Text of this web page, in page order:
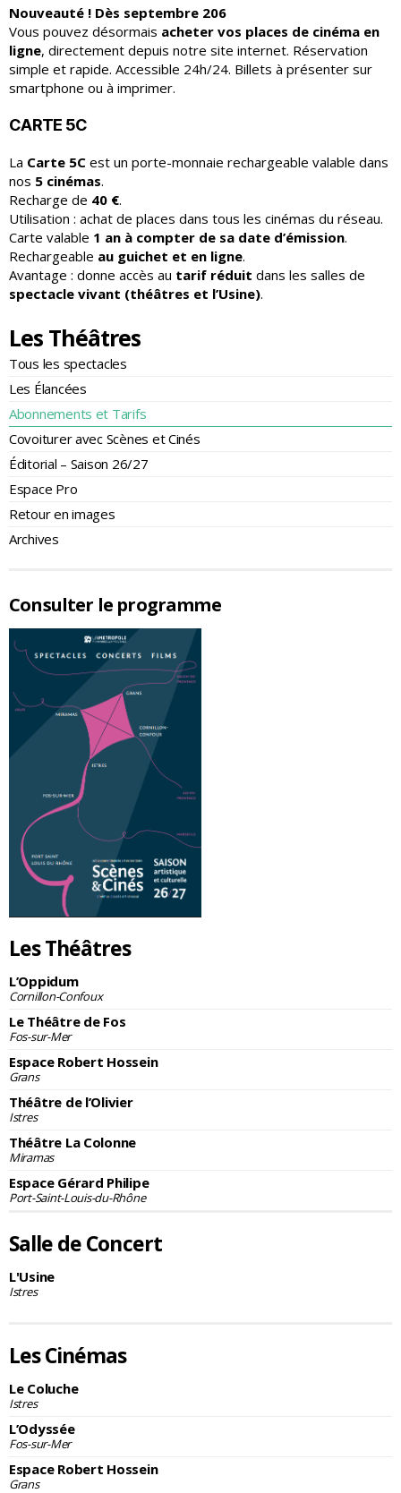
Les Théâtres
Tous les spectacles
Les Élancées
Abonnements et Tarifs
Covoiturer avec Scènes et Cinés
Éditorial – Saison 26/27
Espace Pro
Retour en images
Archives
Consulter le programme
Les Théâtres
L’Oppidum
Cornillon-Confoux
Le Théâtre de Fos
Fos-sur-Mer
Espace Robert Hossein
Grans
Théâtre de l’Olivier
Istres
Théâtre La Colonne
Miramas
Espace Gérard Philipe
Port-Saint-Louis-du-Rhône
Salle de Concert
L'Usine
Istres
Les Cinémas
Le Coluche
Istres
L’Odyssée
Fos-sur-Mer
Espace Robert Hossein
Grans
Nouveauté ! Dès septembre 206
Vous pouvez désormais acheter vos places de cinéma en
ligne, directement depuis notre site internet. Réservation
simple et rapide. Accessible 24h/24. Billets à présenter sur
smartphone ou à imprimer.
CARTE 5C
La Carte 5C est un porte-monnaie rechargeable valable dans
nos 5 cinémas.
Recharge de 40 €.
Utilisation : achat de places dans tous les cinémas du réseau.
Carte valable 1 an à compter de sa date d’émission.
Rechargeable au guichet et en ligne.
Avantage : donne accès au tarif réduit dans les salles de
spectacle vivant (théâtres et l’Usine).